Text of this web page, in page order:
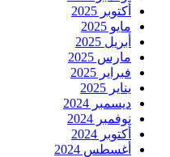
أكتوبر 2025
مايو 2025
أبريل 2025
مارس 2025
فبراير 2025
يناير 2025
ديسمبر 2024
نوفمبر 2024
أكتوبر 2024
أغسطس 2024